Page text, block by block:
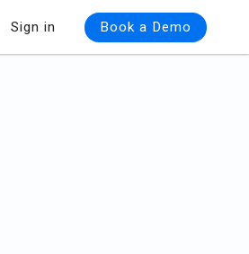
Sign in Book a Demo